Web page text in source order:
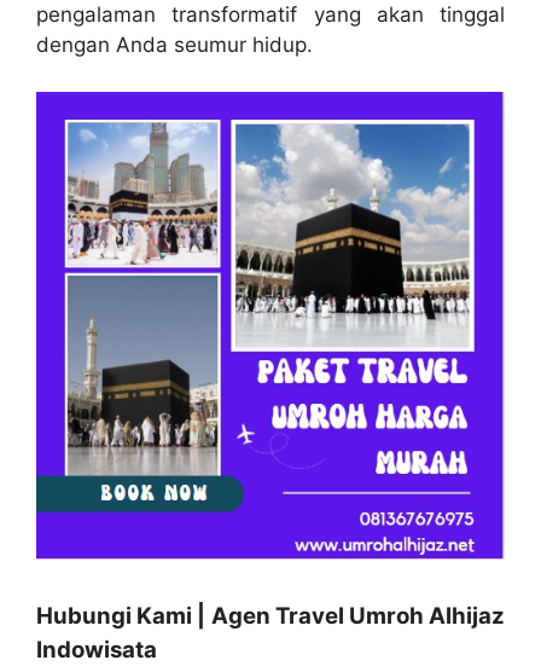
pengalaman transformatif yang akan tinggal
dengan Anda seumur hidup.
Hubungi Kami | Agen Travel Umroh Alhijaz
Indowisata